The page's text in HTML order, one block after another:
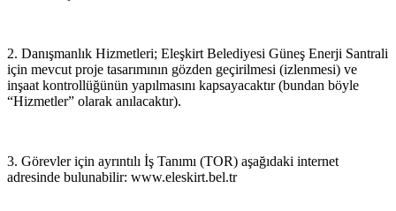
2. Danışmanlık Hizmetleri; Eleşkirt Belediyesi Güneş Enerji Santrali
için mevcut proje tasarımının gözden geçirilmesi (izlenmesi) ve
inşaat kontrollüğünün yapılmasını kapsayacaktır (bundan böyle
“Hizmetler” olarak anılacaktır).
3. Görevler için ayrıntılı İş Tanımı (TOR) aşağıdaki internet
adresinde bulunabilir: www.eleskirt.bel.tr